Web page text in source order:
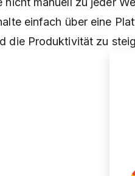
einfach über eine
die Produktivität zu